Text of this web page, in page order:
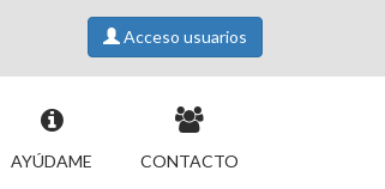
Acceso usuarios
AYÚDAME CONTACTO